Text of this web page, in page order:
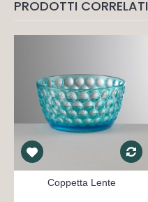
PRODOTTI CORRELATI
Coppetta Lente